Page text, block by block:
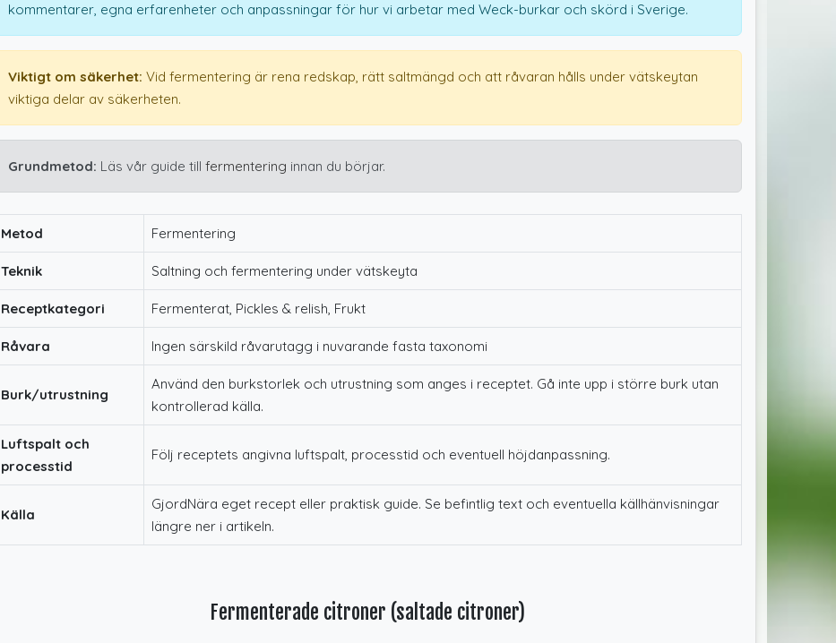
kommentarer, egna erfarenheter och anpassningar för hur vi arbetar med Weck-burkar och skörd i Sverige.
Viktigt om säkerhet: Vid fermentering är rena redskap, rätt saltmängd och att råvaran hålls under vätskeytan
viktiga delar av säkerheten.
Grundmetod: Läs vår guide till fermentering innan du börjar.
Metod Fermentering
Teknik Saltning och fermentering under vätskeyta
Receptkategori Fermenterat, Pickles & relish, Frukt
Råvara Ingen särskild råvarutagg i nuvarande fasta taxonomi
Burk/utrustning
Använd den burkstorlek och utrustning som anges i receptet. Gå inte upp i större burk utan
kontrollerad källa.
Luftspalt och
processtid
Följ receptets angivna luftspalt, processtid och eventuell höjdanpassning.
Källa
GjordNära eget recept eller praktisk guide. Se befintlig text och eventuella källhänvisningar
längre ner i artikeln.
Fermenterade citroner (saltade citroner)